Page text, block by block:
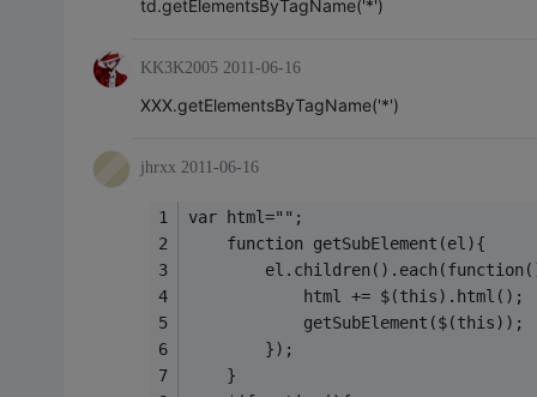
td.getElementsByTagName('*')
KK3K2005 2011-06-16
XXX.getElementsByTagName('*')
jhrxx 2011-06-16
var html="";
	function getSubElement(el){
			getSubElement($(this));
		});
	}